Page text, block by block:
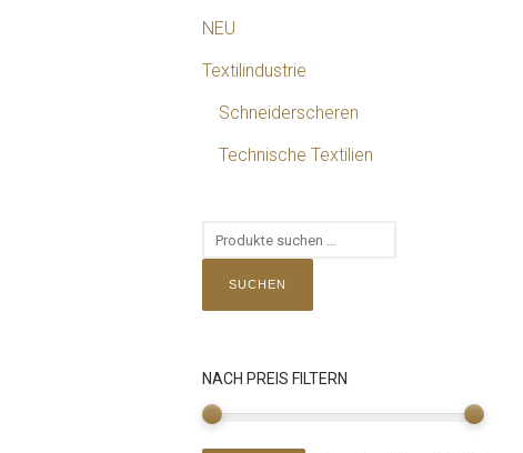
NEU
Textilindustrie
Schneiderscheren
Technische Textilien
SUCHEN
NACH PREIS FILTERN